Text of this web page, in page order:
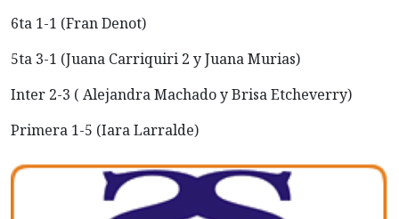
6ta 1-1 (Fran Denot)
5ta 3-1 (Juana Carriquiri 2 y Juana Murias)
Inter 2-3 ( Alejandra Machado y Brisa Etcheverry)
Primera 1-5 (Iara Larralde)